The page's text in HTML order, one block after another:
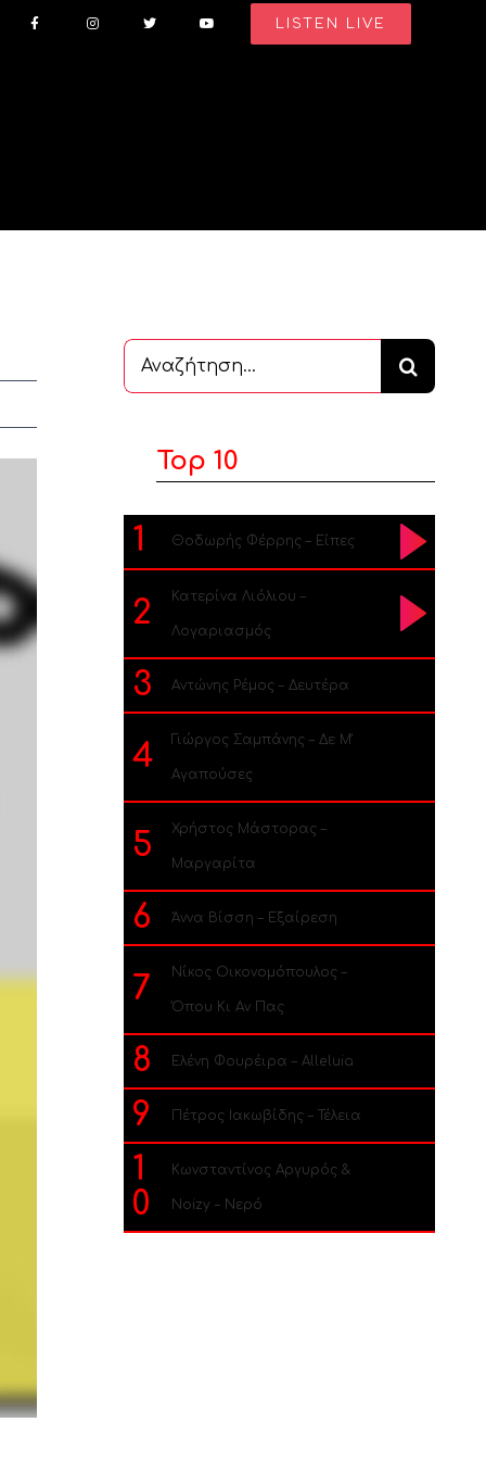
LISTEN LIVE
Αναζήτηση
...
Top 10
1 Θοδωρής Φέρρης – Είπες
2 Κατερίνα Λιόλιου –
Λογαριασμός
3 Αντώνης Ρέμος – Δευτέρα
4 Γιώργος Σαμπάνης – Δε Μ’
Αγαπούσες
5 Χρήστος Μάστορας –
Μαργαρίτα
6 Άννα Βίσση – Εξαίρεση
7 Νίκος Οικονομόπουλος –
Όπου Κι Αν Πας
8 Ελένη Φουρέιρα – Alleluia
9 Πέτρος Ιακωβίδης – Τέλεια
1
0
Κωνσταντίνος Αργυρός &
Noizy – Νερό